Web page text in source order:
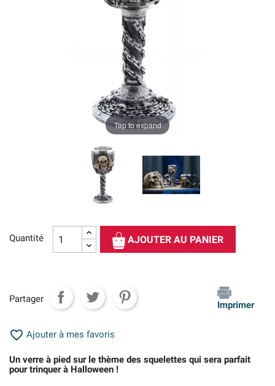
Tap to expand
Quantité AJOUTER AU PANIER
Partager
Imprimer
 Ajouter à mes favoris
Un verre à pied sur le thème des squelettes qui sera parfait
pour trinquer à Halloween !